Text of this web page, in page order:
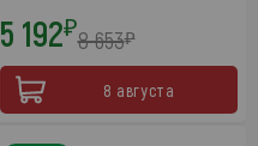
5 192₽8 653₽
8 августа